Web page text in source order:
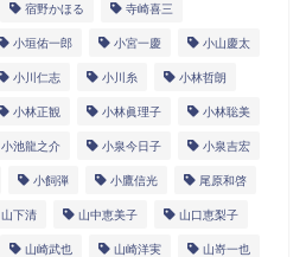
宿野かほる 寺崎喜三
小垣佑一郎 小宮一慶 小山慶太
小川仁志 小川糸 小林哲朗
小林正観 小林眞理子 小林聡美
小池龍之介 小泉今日子 小泉吉宏
小飼弾 小鷹信光 尾原和啓
山下清 山中恵美子 山口恵梨子
山崎武也 山崎洋実 山嵜一也